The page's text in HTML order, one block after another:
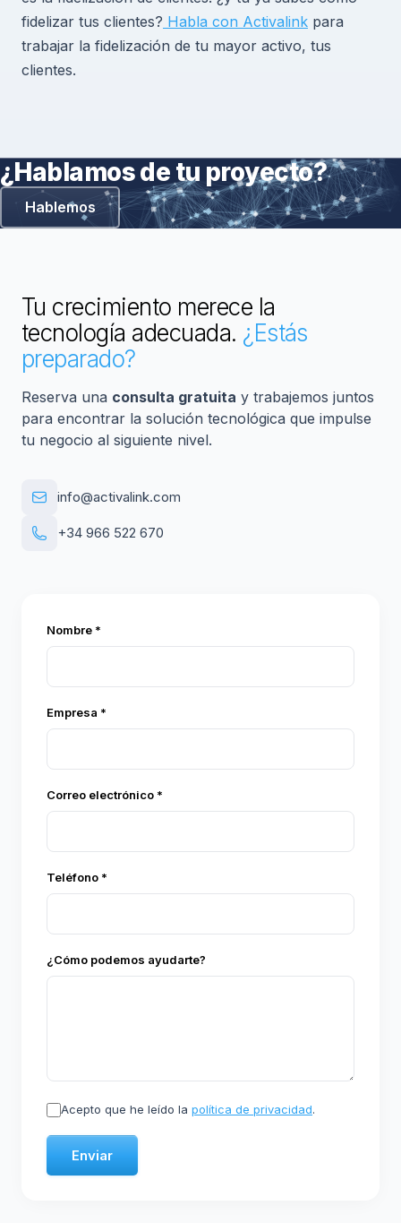
fidelizar tus clientes? Habla con Activalink para
trabajar la fidelización de tu mayor activo, tus
clientes.
¿Hablamos de tu proyecto?
Hablemos
Tu crecimiento merece la
tecnología adecuada. ¿Estás
preparado?
Reserva una consulta gratuita y trabajemos juntos
para encontrar la solución tecnológica que impulse
tu negocio al siguiente nivel.
info@activalink.com
+34 966 522 670
Nombre *
Empresa *
Correo electrónico *
Teléfono *
¿Cómo podemos ayudarte?
Acepto que he leído la política de privacidad.
Enviar